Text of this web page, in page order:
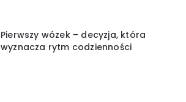
Pierwszy wózek – decyzja, która
wyznacza rytm codzienności